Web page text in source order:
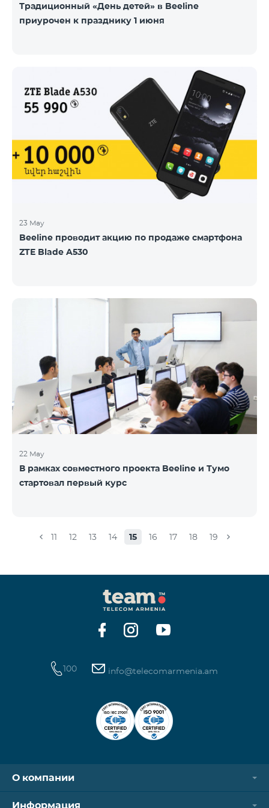
Традиционный «День детей» в Beeline
приурочен к празднику 1 июня
23 May
Beeline проводит акцию по продаже смартфона
ZTE Blade A530
22 May
В рамках совместного проекта Beeline и Тумо
стартовал первый курс
11 12 13 14 15 16 17 18 19
100 info@telecomarmenia.am
О компании
Информация